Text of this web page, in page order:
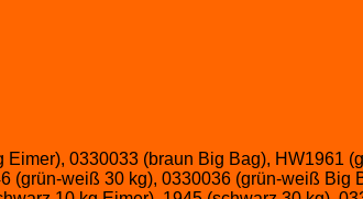
0330033 (braun Big Bag), HW1961
(grün-weiß 30 kg), 0330036 (grün-weiß